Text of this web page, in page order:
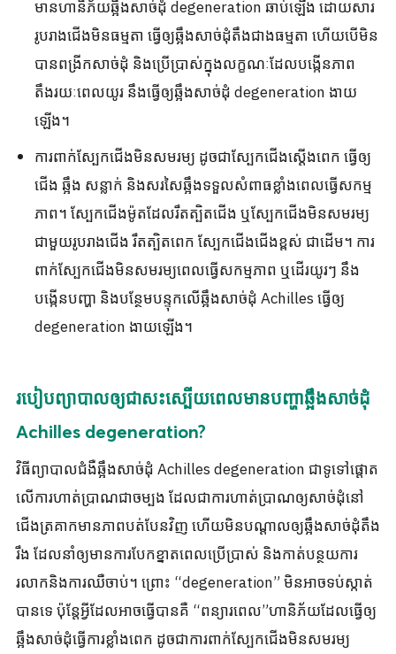
មានហានិភ័យឆ្អឹងសាច់ដុំ degeneration ឆាប់ឡើង ដោយសារ
រូបរាងជើងមិនធម្មតា ធ្វើឲ្យឆ្អឹងសាច់ដុំតឹងជាងធម្មតា ហើយបើមិន
បានពង្រីកសាច់ដុំ និងប្រើប្រាស់ក្នុងលក្ខណៈដែលបង្កើនភាព
តឹងរយៈពេលយូរ នឹងធ្វើឲ្យឆ្អឹងសាច់ដុំ degeneration ងាយ
ឡើង។
ការពាក់ស្បែកជើងមិនសមរម្យ ដូចជាស្បែកជើងស្តើងពេក ធ្វើឲ្យ
ជើង ឆ្អឹង សន្លាក់ និងសរសៃឆ្អឹងទទួលសំពាធខ្លាំងពេលធ្វើសកម្ម
ភាព។ ស្បែកជើងម៉ូតដែលរឹតត្បិតជើង ឬស្បែកជើងមិនសមរម្យ
ជាមួយរូបរាងជើង រឹតត្បិតពេក ស្បែកជើងជើងខ្ពស់ ជាដើម។ ការ
ពាក់ស្បែកជើងមិនសមរម្យពេលធ្វើសកម្មភាព ឬដើរយូរៗ នឹង
បង្កើនបញ្ហា និងបន្ថែមបន្ទុកលើឆ្អឹងសាច់ដុំ Achilles ធ្វើឲ្យ
degeneration ងាយឡើង។
របៀបព្យាបាលឲ្យជាសះស្បើយពេលមានបញ្ហាឆ្អឹងសាច់ដុំ
Achilles degeneration?
វិធីព្យាបាលជំងឺឆ្អឹងសាច់ដុំ Achilles degeneration ជាទូទៅផ្តោត
លើការហាត់ប្រាណជាចម្បង ដែលជាការហាត់ប្រាណឲ្យសាច់ដុំនៅ
ជើងត្រគាកមានភាពបត់បែនវិញ ហើយមិនបណ្តាលឲ្យឆ្អឹងសាច់ដុំតឹង
រឹង ដែលនាំឲ្យមានការបែកខ្នាតពេលប្រើប្រាស់ និងកាត់បន្ថយការ
រលាកនិងការឈឺចាប់។ ព្រោះ “degeneration” មិនអាចទប់ស្កាត់
បានទេ ប៉ុន្តែអ្វីដែលអាចធ្វើបានគឺ “ពន្យារពេល”ហានិភ័យដែលធ្វើឲ្យ
ឆ្អឹងសាច់ដុំធ្វើការខ្លាំងពេក ដូចជាការពាក់ស្បែកជើងមិនសមរម្យ